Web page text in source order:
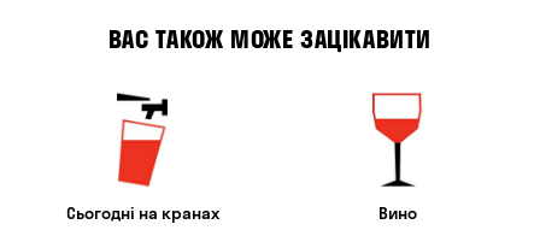
ВАС ТАКОЖ МОЖЕ ЗАЦІКАВИТИ
Сьогодні на кранах Вино